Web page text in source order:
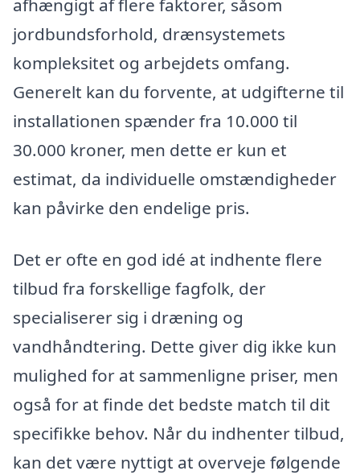
afhængigt af flere faktorer, såsom
jordbundsforhold, drænsystemets
kompleksitet og arbejdets omfang.
Generelt kan du forvente, at udgifterne til
installationen spænder fra 10.000 til
30.000 kroner, men dette er kun et
estimat, da individuelle omstændigheder
kan påvirke den endelige pris.
Det er ofte en god idé at indhente flere
tilbud fra forskellige fagfolk, der
specialiserer sig i dræning og
vandhåndtering. Dette giver dig ikke kun
mulighed for at sammenligne priser, men
også for at finde det bedste match til dit
specifikke behov. Når du indhenter tilbud,
kan det være nyttigt at overveje følgende